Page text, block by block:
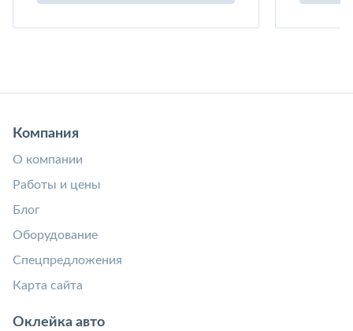
Компания
О компании
Работы и цены
Блог
Оборудование
Спецпредложения
Карта сайта
Оклейка авто